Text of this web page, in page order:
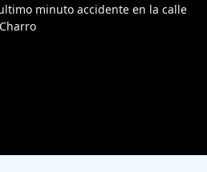
minuto accidente en la calle